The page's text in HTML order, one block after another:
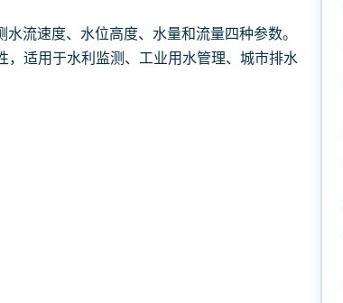
流速度、水位高度、水量和流量四种参数。
适用于水利监测、工业用水管理、城市排水